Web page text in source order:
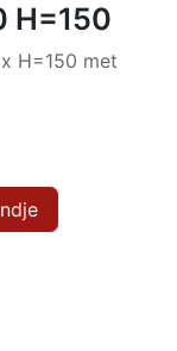
H=150
H=150 met